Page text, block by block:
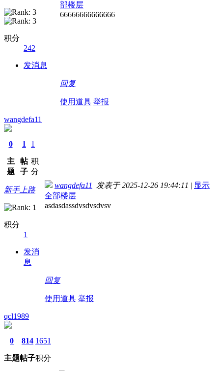
积分
242
发消息
部楼层
66666666666666
回复
使用道具 举报
wangdefa11
0
主
题
1
帖
子
1
积
分
新手上路
积分
1
发消
息
wangdefa11 发表于 2025-12-26 19:44:11 | 显示
全部楼层
asdasdassdvsdvsdvsv
回复
使用道具 举报
qcl1989
0
主题
814
帖子
1651
积分